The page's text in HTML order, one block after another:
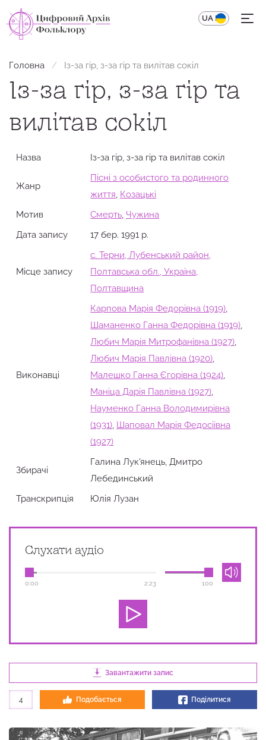
UA EN
Головна Із-за гір, з-за гір та вилітав сокіл
Із-за гір, з-за гір та
вилітав сокіл
Назва Із-за гір, з-за гір та вилітав сокіл
Жанр
Пісні з особистого та родинного
життя Козацькі
Мотив
Смерть Чужина
Дата запису
17 бер. 1991 р.
Місце запису
с. Терни, Лубенський район,
Полтавська обл., Україна,
Полтавщина
Виконавці
Карпова Марія Федорівна (1919)
Шаманенко Ганна Федорівна (1919)
Любич Марія Митрофанівна (1927)
Любич Марія Павлівна (1920)
Малешко Ганна Єгорівна (1924)
Маніца Дарія Павлівна (1927)
Науменко Ганна Володимирівна
(1931) Шаповал Марія Федосіївна
(1927)
Збирачi
Галина Лук'янець, Дмитро
Лебединський
Транскрипція
Юлія Лузан
Слухати аудіо
0:00 2:23 100
Завантажити запис
4 Подобається Поділитися